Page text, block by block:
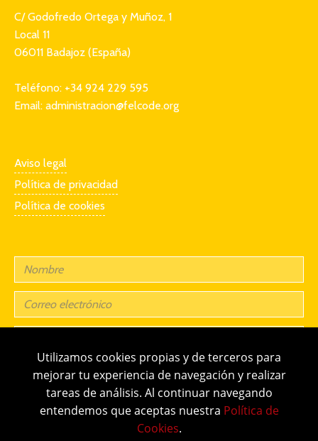
C/ Godofredo Ortega y Muñoz, 1
Local 11
06011 Badajoz (España)
Teléfono: +34 924 229 595
Email: administracion@felcode.org
Aviso legal
Política de privacidad
Política de cookies
Utilizamos cookies propias y de terceros para
mejorar tu experiencia de navegación y realizar
tareas de análisis. Al continuar navegando
entendemos que aceptas nuestra Política de
Cookies.